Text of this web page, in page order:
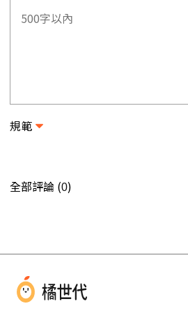
規範
全部評論 (0)